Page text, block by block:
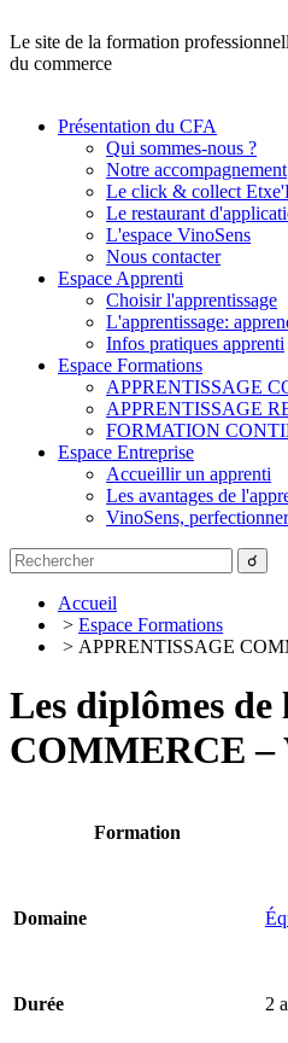
Le site de la formation
du commerce
Présentation du CFA
Qui sommes-nous ?
Notre accompagnement
Le click & collect
Le restaurant
L'espace VinoSens
Nous contacter
Espace Apprenti
Choisir l'apprentissage
L'apprentissage:
Infos pratiques apprenti
Espace Formations
APPRENTISSAGE
APPRENTISSAGE
FORMATION
Espace Entreprise
Accueillir un apprenti
Les avantages de
VinoSens,
Accueil
> Espace Formations
> APPRENTISSAGE
Les diplômes
COMMERCE –
Formation
Domaine
Durée 2